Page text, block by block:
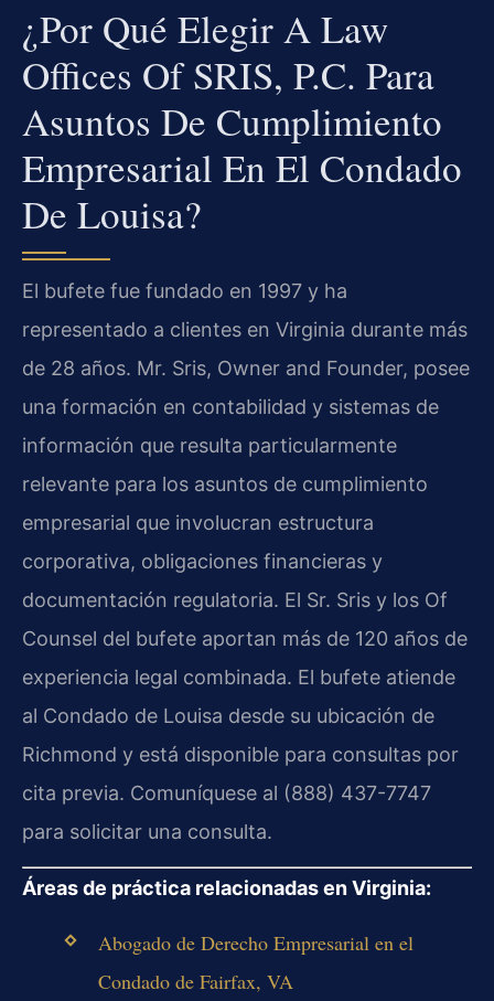
¿Por Qué Elegir A Law
Offices Of SRIS, P.C. Para
Asuntos De Cumplimiento
Empresarial En El Condado
De Louisa?
El bufete fue fundado en 1997 y ha
representado a clientes en Virginia durante más
de 28 años. Mr. Sris, Owner and Founder, posee
una formación en contabilidad y sistemas de
información que resulta particularmente
relevante para los asuntos de cumplimiento
empresarial que involucran estructura
corporativa, obligaciones financieras y
documentación regulatoria. El Sr. Sris y los Of
Counsel del bufete aportan más de 120 años de
experiencia legal combinada. El bufete atiende
al Condado de Louisa desde su ubicación de
Richmond y está disponible para consultas por
cita previa. Comuníquese al (888) 437-7747
para solicitar una consulta.
Áreas de práctica relacionadas en Virginia:
Abogado de Derecho Empresarial en el
Condado de Fairfax, VA